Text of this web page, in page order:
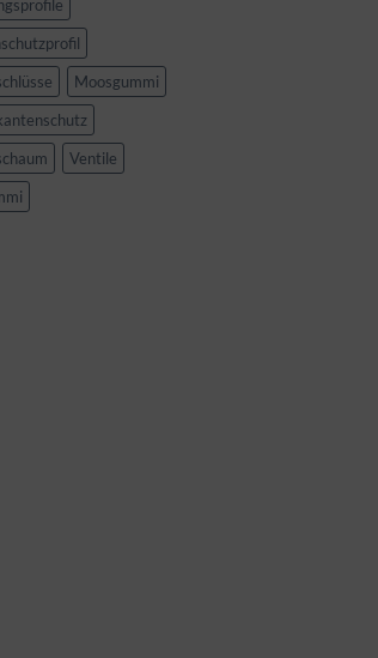
Moosgummi
Ventile